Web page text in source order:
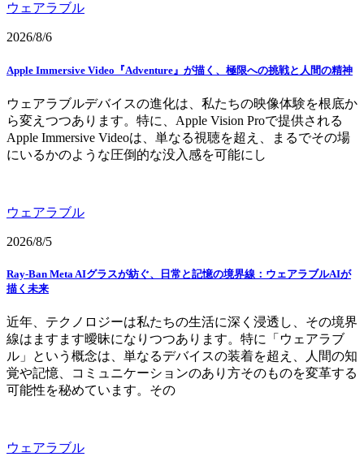
ウェアラブル
2026/8/6
Apple Immersive Video『Adventure』が描く、極限への挑戦と人間の精神
ウェアラブルデバイスの進化は、私たちの映像体験を根底か
ら変えつつあります。特に、Apple Vision Proで提供される
Apple Immersive Videoは、単なる視聴を超え、まるでその場
にいるかのような圧倒的な没入感を可能にし
ウェアラブル
2026/8/5
Ray-Ban Meta AIグラスが紡ぐ、日常と記憶の境界線：ウェアラブルAIが
描く未来
近年、テクノロジーは私たちの生活に深く浸透し、その境界
線はますます曖昧になりつつあります。特に「ウェアラブ
ル」という概念は、単なるデバイスの装着を超え、人間の知
覚や記憶、コミュニケーションのあり方そのものを変革する
可能性を秘めています。その
ウェアラブル